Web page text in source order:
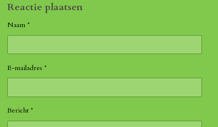
Reactie plaatsen
Naam *
E-mailadres *
Bericht *